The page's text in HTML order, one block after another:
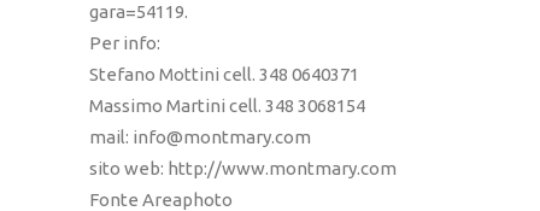
gara=54119.
Per info:
Stefano Mottini cell. 348 0640371
Massimo Martini cell. 348 3068154
mail: info@montmary.com
sito web: http://www.montmary.com
Fonte Areaphoto